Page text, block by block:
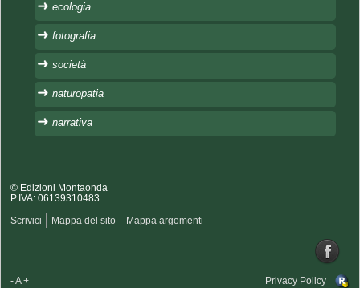
ecologia
fotografia
società
naturopatia
narrativa
© Edizioni Montaonda
P.IVA: 06139310483
Scrivici Mappa del sito Mappa argomenti
Privacy Policy
- A +